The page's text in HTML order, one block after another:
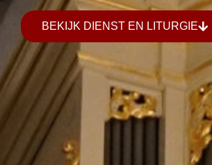
BEKIJK DIENST EN LITURGIE